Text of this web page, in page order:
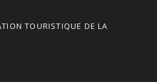
TOURISTIQUE DE LA